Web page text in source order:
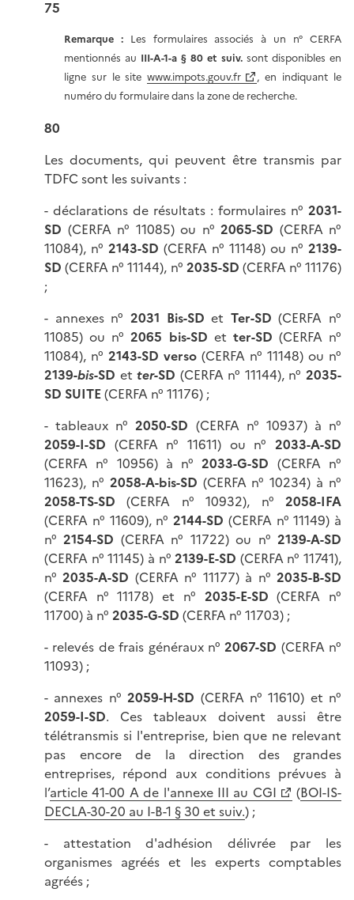
75
Remarque :Les formulaires associés à un n° CERFA
mentionnés au III-A-1-a § 80 et suiv.sont disponibles en
ligne sur le sitewww.impots.gouv.fr
, en indiquant le
numéro du formulaire dans la zone de recherche.
80
Les documents, qui peuvent être transmis par
TDFC sont les suivants :
- déclarations de résultats : formulaires n° 2031-
SD (CERFA n° 11085) ou n° 2065-SD (CERFA n°
11084), n° 2143-SD (CERFA n° 11148) ou n° 2139-
SD (CERFA n° 11144), n° 2035-SD (CERFA n° 11176)
;
- annexes n° 2031 Bis-SD et Ter-SD (CERFA n°
11085) ou n°2065 bis-SD et ter-SD (CERFA n°
11084), n° 2143-SD verso (CERFA n° 11148) ou n°
2139-bis-SD etter-SD (CERFA n° 11144), n°2035-
SD SUITE(CERFA n° 11176) ;
- tableaux n°2050-SD (CERFA n° 10937) à n°
2059-I-SD (CERFA n° 11611) ou n° 2033-A-SD
(CERFA n° 10956) à n°2033-G-SD (CERFA n°
11623), n° 2058-A-bis-SD (CERFA n° 10234) à n°
2058-TS-SD (CERFA n° 10932), n° 2058-IFA
(CERFA n° 11609), n° 2144-SD (CERFA n° 11149) à
n°2154-SD (CERFA n° 11722) ou n°2139-A-SD
(CERFA n° 11145) à n°2139-E-SD (CERFA n° 11741),
n°2035-A-SD (CERFA n° 11177) à n°2035-B-SD
(CERFA n° 11178) et n° 2035-E-SD(CERFA n°
11700) à n° 2035-G-SD (CERFA n° 11703) ;
- relevés de frais généraux n° 2067-SD (CERFA n°
11093) ;
- annexes n°2059-H-SD (CERFA n° 11610) et n°
2059-I-SD. Ces tableaux doivent aussi être
télétransmis si l'entreprise, bien que ne relevant
pas encore de la direction des grandes
entreprises, répond aux conditions prévues à
l’article 41-00 A de l'annexe III au CGI (BOI-IS-
DECLA-30-20 au I-B-1 § 30 et suiv.) ;
- attestation d'adhésion délivrée par les
organismes agréés et les experts comptables
agréés ;